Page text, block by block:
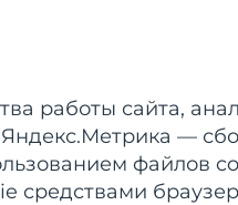
работы сайта,
—
файлов
средствами